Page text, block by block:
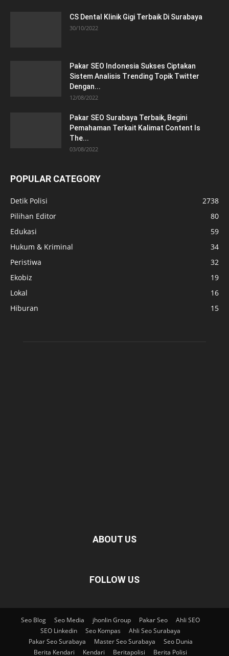
CS Dental Klinik Gigi Terbaik Di Surabaya
30/10/2022
Pakar SEO Indonesia Sukses Ciptakan
Sistem Analisis Trending Topik Twitter
Dengan...
12/08/2022
Pakar SEO Surabaya Terbaik, Begini
Pemahaman Terkait Kalimat Content Is
The...
03/08/2022
POPULAR CATEGORY
Detik Polisi
2738
Pilihan Editor
80
Edukasi
59
Hukum & Kriminal
34
Peristiwa
32
Ekobiz
19
Lokal
16
Hiburan
15
ABOUT US
FOLLOW US
Seo Blog Seo Media jhonlin Group Pakar Seo
Ahli SEO
SEO Linkedin
Seo Kompas
Ahli Seo Surabaya
Pakar Seo Surabaya
Master Seo Surabaya
Seo Dunia
Berita Kendari
Kendari Beritapolisi Berita Polisi